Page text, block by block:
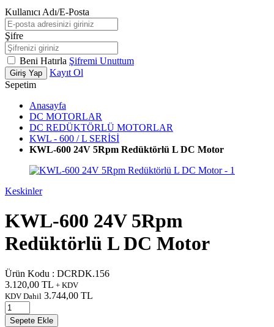
Kullanıcı Adı/E-Posta
Şifre
Beni Hatırla Şifremi Unuttum
Giriş Yap
Kayıt Ol
Sepetim
Anasayfa
DC MOTORLAR
DC REDÜKTÖRLÜ MOTORLAR
KWL - 600 / L SERİSİ
KWL-600 24V 5Rpm Redüktörlü L DC Motor
Keskinler
KWL-600 24V 5Rpm
Redüktörlü L DC Motor
Ürün Kodu : DCRDK.156
3.120,00 TL + KDV
KDV Dahil 3.744,00 TL
Sepete Ekle